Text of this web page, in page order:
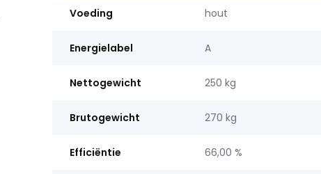
Voeding hout
Energielabel A
Nettogewicht 250 kg
Brutogewicht 270 kg
Efficiëntie 66,00 %